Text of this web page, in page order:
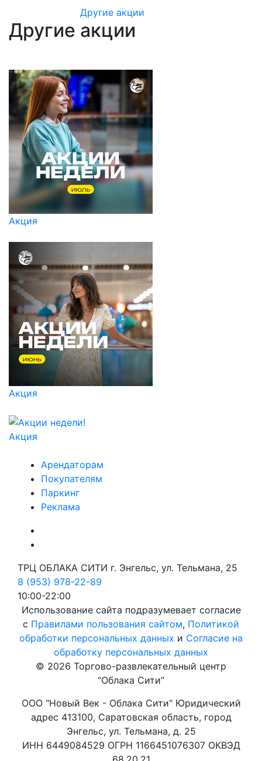
Другие акции
Другие акции
Акция
Акция
Акция
Арендаторам
Покупателям
Паркинг
Реклама
ТРЦ ОБЛАКА СИТИ г. Энгельс, ул. Тельмана, 25
8 (953) 978-22-89
10:00-22:00
© 2026 Торгово-развлекательный центр
“Облака Сити”
Использование сайта подразумевает согласие
с Правилами пользования сайтом, Политикой
обработки персональных данных и Согласие на
обработку персональных данных
ООО "Новый Век - Облака Сити" Юридический
адрес 413100, Саратовская область, город
Энгельс, ул. Тельмана, д. 25
ИНН 6449084529 ОГРН 1166451076307 ОКВЭД